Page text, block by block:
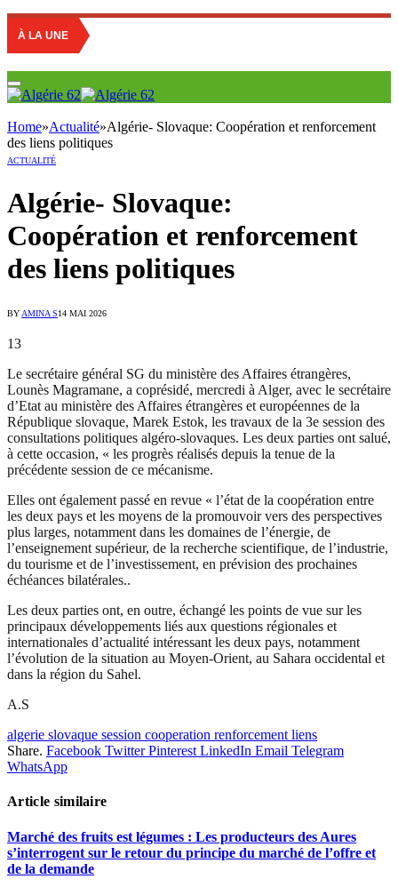
À LA UNE
Home»Actualité»Algérie- Slovaque: Coopération et renforcement
des liens politiques
ACTUALITÉ
Algérie- Slovaque:
Coopération et renforcement
des liens politiques
BYAMINA S14 MAI 2026
13
Le secrétaire général SG du ministère des Affaires étrangères,
Lounès Magramane, a coprésidé, mercredi à Alger, avec le secrétaire
d’Etat au ministère des Affaires étrangères et européennes de la
République slovaque, Marek Estok, les travaux de la 3e session des
consultations politiques algéro-slovaques. Les deux parties ont salué,
à cette occasion, « les progrès réalisés depuis la tenue de la
précédente session de ce mécanisme.
Elles ont également passé en revue « l’état de la coopération entre
les deux pays et les moyens de la promouvoir vers des perspectives
plus larges, notamment dans les domaines de l’énergie, de
l’enseignement supérieur, de la recherche scientifique, de l’industrie,
du tourisme et de l’investissement, en prévision des prochaines
échéances bilatérales..
Les deux parties ont, en outre, échangé les points de vue sur les
principaux développements liés aux questions régionales et
internationales d’actualité intéressant les deux pays, notamment
l’évolution de la situation au Moyen-Orient, au Sahara occidental et
dans la région du Sahel.
A.S
algerie slovaque session cooperation renforcement liens
Share. Facebook Twitter Pinterest LinkedIn Email Telegram
WhatsApp
Article similaire
Marché des fruits est légumes : Les producteurs des Aures
s’interrogent sur le retour du principe du marché de l’offre et
de la demande